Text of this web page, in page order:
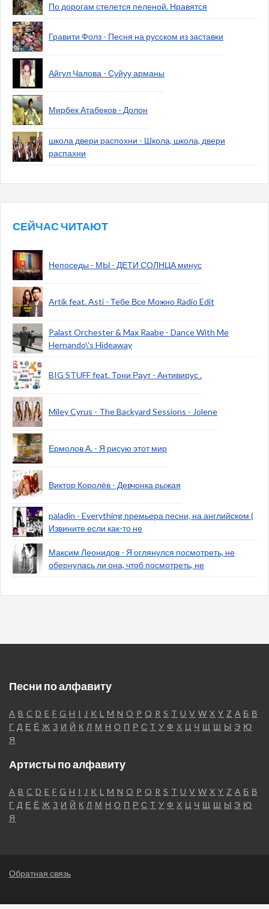
По дорогам стелется пеленой. Нравятся
Гравити Фолз - Песня на русском из заставки
Айгул Чалова - Суйуу арманы
Мирбек Атабеков - Долон
школа двери распохни - Школа, школа, двери
распахни
СЕЙЧАС ЧИТАЮТ
Непоседы - МЫ - ДЕТИ СОЛНЦА минус
Artik feat. Asti - Тебе Все Можно Radio Edit
Palast Orchester & Max Raabe - Dance With Me
Hernando\'s Hideaway
BIG STUFF feat. Тони Раут - Антивирус .
Miley Cyrus - The Backyard Sessions - Jolene
Ермолов А. - Я рисую этот мир
Виктор Королёв - Девчонка рыжая
paladin - Everything премьера песни, на английском (
Извините если как-то не
Максим Леонидов - Я оглянулся посмотреть, не
обернулась ли она, чтоб посмотреть, не
Песни по алфавиту
A B C D E F G H I J K L M N O P Q R S T U V W X Y Z А Б В
Г Д Е Ё Ж З И Й К Л М Н О П Р С Т У Ф Х Ц Ч Щ Ш Ы Э Ю
Я
Артисты по алфавиту
A B C D E F G H I J K L M N O P Q R S T U V W X Y Z А Б В
Г Д Е Ё Ж З И Й К Л М Н О П Р С Т У Ф Х Ц Ч Щ Ш Ы Э Ю
Я
Обратная связь